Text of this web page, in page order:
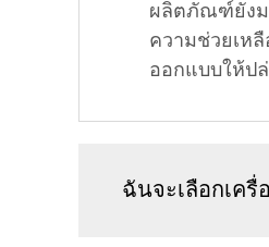
ผลิตภัณฑ์ยังม
ความช่วยเห
ออกแบบให้ป
ฉันจะเลือกเครื่